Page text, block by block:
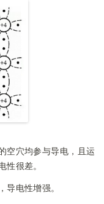
空穴均参与导电，且运
性很差。
导电性增强。